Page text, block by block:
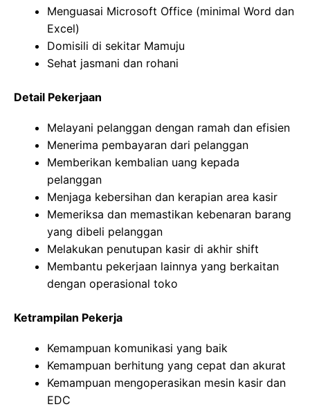
Menguasai Microsoft Office (minimal Word dan
Excel)
Domisili di sekitar Mamuju
Sehat jasmani dan rohani
Detail Pekerjaan
Melayani pelanggan dengan ramah dan efisien
Menerima pembayaran dari pelanggan
Memberikan kembalian uang kepada
pelanggan
Menjaga kebersihan dan kerapian area kasir
Memeriksa dan memastikan kebenaran barang
yang dibeli pelanggan
Melakukan penutupan kasir di akhir shift
Membantu pekerjaan lainnya yang berkaitan
dengan operasional toko
Ketrampilan Pekerja
Kemampuan komunikasi yang baik
Kemampuan berhitung yang cepat dan akurat
Kemampuan mengoperasikan mesin kasir dan
EDC